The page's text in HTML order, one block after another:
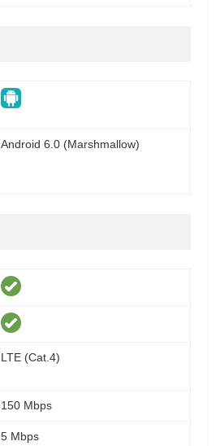
Android 6.0 (Marshmallow)
LTE (Cat.4)
150 Mbps
5 Mbps